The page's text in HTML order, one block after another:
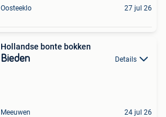
Oosteeklo 27 jul 26
Hollandse bonte bokken
Bieden Details
Meeuwen 24 jul 26